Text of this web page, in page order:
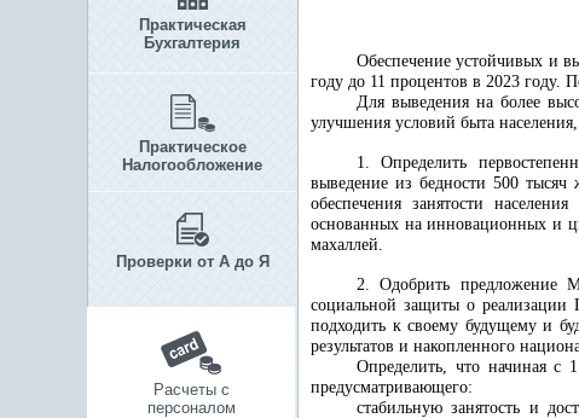
Практическая
Бухгалтерия
Практическое
Налогообложение
Проверки от А до Я
Расчеты с
персоналом
Обеспечение устойчивых и
году до 11 процентов в 2023 году.
Для выведения на более
улучшения условий быта
1. Определить
выведение из бедности 500
обеспечения занятости
основанных на инновационных и
махаллей.
2. Одобрить предложение
социальной защиты о
подходить к своему будущему и
результатов и накопленного
Определить, что начиная с
предусматривающего:
стабильную занятость и